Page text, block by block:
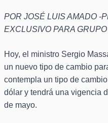
POR JOSÉ LUIS AMADO -
EXCLUSIVO PARA
Hoy, el ministro Sergio
un nuevo tipo de cambio
contempla un tipo de
dólar y tendrá una vigencia
de mayo.